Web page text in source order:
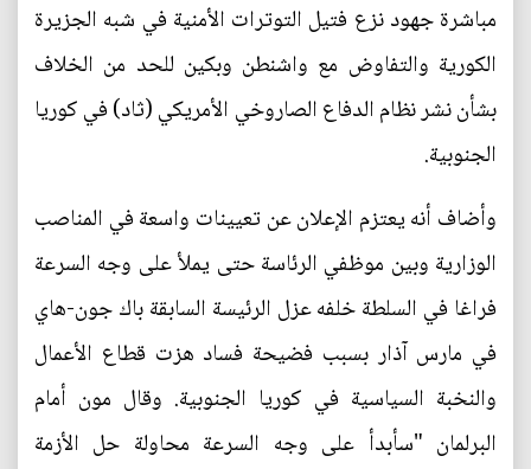
مباشرة جهود نزع فتيل التوترات الأمنية في شبه الجزيرة
الكورية والتفاوض مع واشنطن وبكين للحد من الخلاف
بشأن نشر نظام الدفاع الصاروخي الأمريكي (ثاد) في كوريا
الجنوبية.
وأضاف أنه يعتزم الإعلان عن تعيينات واسعة في المناصب
الوزارية وبين موظفي الرئاسة حتى يملأ على وجه السرعة
فراغا في السلطة خلفه عزل الرئيسة السابقة باك جون-هاي
في مارس آذار بسبب فضيحة فساد هزت قطاع الأعمال
والنخبة السياسية في كوريا الجنوبية. وقال مون أمام
البرلمان "سأبدأ على وجه السرعة محاولة حل الأزمة